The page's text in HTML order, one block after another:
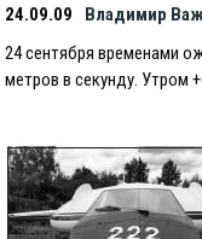
24.09.09 Владимир
24 сентября временами
метров в секунду. Утром